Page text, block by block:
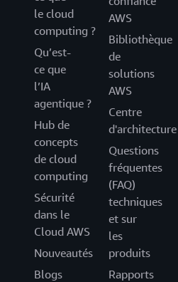
le cloud
computing ?
Qu’est-
ce que
l’IA
agentique ?
Hub de
concepts
de cloud
computing
Sécurité
dans le
Cloud AWS
Nouveautés
Blogs
AWS
Bibliothèque
de
solutions
AWS
Centre
d'architecture
Questions
fréquentes
(FAQ)
techniques
et sur
les
produits
Rapports